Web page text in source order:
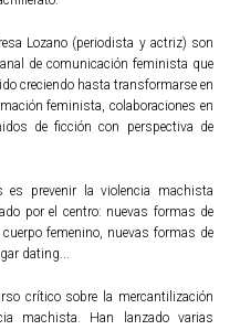
Lozano (periodista y actriz) son
de comunicación feminista que
creciendo hasta transformarse en
feminista, colaboraciones en
de ficción con perspectiva de
prevenir la violencia machista
por el centro: nuevas formas de
femenino, nuevas formas de
dating...
crítico sobre la mercantilización
machista. Han lanzado varias